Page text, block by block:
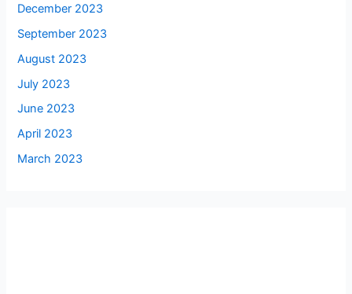
December 2023
September 2023
August 2023
July 2023
June 2023
April 2023
March 2023